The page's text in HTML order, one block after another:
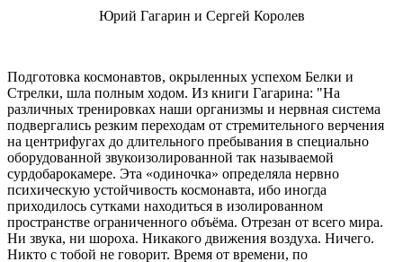
Юрий Гагарин и Сергей Королев
Подготовка космонавтов, окрыленных успехом Белки и
Стрелки, шла полным ходом. Из книги Гагарина: "На
различных тренировках наши организмы и нервная система
подвергались резким переходам от стремительного верчения
на центрифугах до длительного пребывания в специально
оборудованной звукоизолированной так называемой
сурдобарокамере. Эта «одиночка» определяла нервно
психическую устойчивость космонавта, ибо иногда
приходилось сутками находиться в изолированном
пространстве ограниченного объёма. Отрезан от всего мира.
Ни звука, ни шороха. Никакого движения воздуха. Ничего.
Никто с тобой не говорит. Время от времени, по